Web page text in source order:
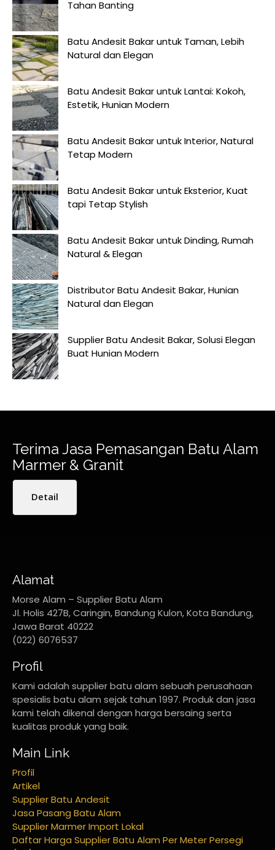
Tahan Banting
Batu Andesit Bakar untuk Taman, Lebih
Natural dan Elegan
Batu Andesit Bakar untuk Lantai: Kokoh,
Estetik, Hunian Modern
Batu Andesit Bakar untuk Interior, Natural
Tetap Modern
Batu Andesit Bakar untuk Eksterior, Kuat
tapi Tetap Stylish
Batu Andesit Bakar untuk Dinding, Rumah
Natural & Elegan
Distributor Batu Andesit Bakar, Hunian
Natural dan Elegan
Supplier Batu Andesit Bakar, Solusi Elegan
Buat Hunian Modern
Terima Jasa Pemasangan Batu Alam
Marmer & Granit
Detail
Alamat
Morse Alam – Supplier Batu Alam
Jl. Holis 427B, Caringin, Bandung Kulon, Kota Bandung,
Jawa Barat 40222
(022) 6076537
Profil
Kami adalah supplier batu alam sebuah perusahaan
spesialis batu alam sejak tahun 1997. Produk dan jasa
kami telah dikenal dengan harga bersaing serta
kualitas produk yang baik.
Main Link
Profil
Artikel
Supplier Batu Andesit
Jasa Pasang Batu Alam
Supplier Marmer Import Lokal
Daftar Harga Supplier Batu Alam Per Meter Persegi